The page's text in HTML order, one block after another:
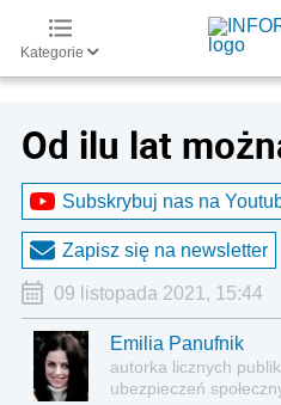
Kategorie
Od ilu lat
Subskrybuj nas na
Zapisz się na newsletter
09 listopada 2021, 15:44
Emilia Panufnik
autorka licznych
ubezpieczeń